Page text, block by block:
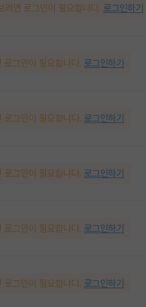
려면 로그인이 필요합니다. 로그인하기
로그인이 필요합니다. 로그인하기
로그인이 필요합니다. 로그인하기
로그인이 필요합니다. 로그인하기
로그인이 필요합니다. 로그인하기
로그인이 필요합니다. 로그인하기